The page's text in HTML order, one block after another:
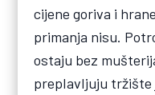
cijene goriva i
primanja nisu.
ostaju bez
preplavljuju tržište